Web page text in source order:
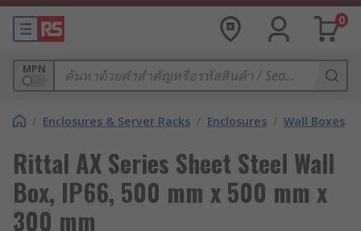
0
MPN
/ Enclosures & Server Racks / Enclosures / Wall Boxes
Rittal AX Series Sheet Steel Wall
Box, IP66, 500 mm x 500 mm x
300 mm